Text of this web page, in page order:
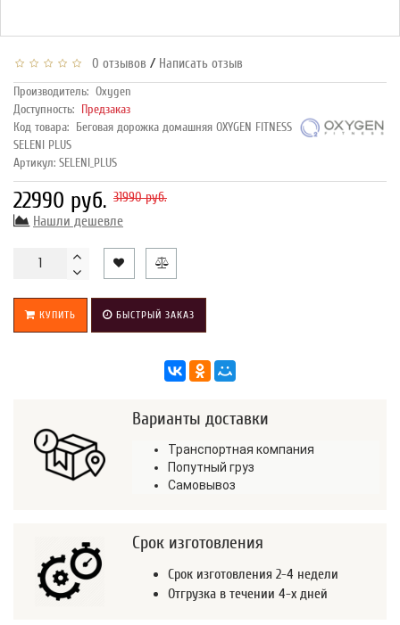
0 отзывов / Написать отзыв
Производитель: Oxygen
Доступность: Предзаказ
Код товара: Беговая дорожка домашняя OXYGEN FITNESS
SELENI PLUS
Артикул: SELENI_PLUS
22990 руб. 31990 руб.
Нашли дешевле
КУПИТЬ БЫСТРЫЙ ЗАКАЗ
Варианты доставки
Транспортная компания
Попутный груз
Самовывоз
Срок изготовления
Срок изготовления 2-4 недели
Отгрузка в течении 4-х дней